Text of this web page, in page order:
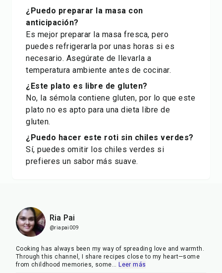
¿Puedo preparar la masa con
anticipación?
Es mejor preparar la masa fresca, pero
puedes refrigerarla por unas horas si es
necesario. Asegúrate de llevarla a
temperatura ambiente antes de cocinar.
¿Este plato es libre de gluten?
No, la sémola contiene gluten, por lo que este
plato no es apto para una dieta libre de
gluten.
¿Puedo hacer este roti sin chiles verdes?
Sí, puedes omitir los chiles verdes si
prefieres un sabor más suave.
Ria Pai
@riapai009
Cooking has always been my way of spreading love and warmth.
Through this channel, I share recipes close to my heart—some
from childhood memories, some... Leer más